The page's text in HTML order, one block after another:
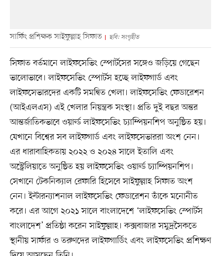
সার্ফিং প্রশিক্ষক সাইফুল্লাহ সিফাত ছবি: সংগৃহীত
সিফাত বর্তমানে লাইফসেভিং স্পোর্টসের সঙ্গেও জড়িয়ে গেছেন
ভালোভাবে। লাইফসেভিং স্পোর্টস হচ্ছে লাইফগার্ড এবং
লাইফসেভারদের একটি সমন্বিত খেলা। লাইফসেভিং ফেডারেশন
(আইএলএস) এই খেলার নিয়ন্ত্রক সংস্থা। প্রতি দুই বছর অন্তর
আন্তর্জাতিকভাবে ওয়ার্ল্ড লাইফসেভিং চ্যাম্পিয়নশিপ অনুষ্ঠিত হয়।
যেখানে বিশ্বের সব লাইফগার্ড এবং লাইফসেভাররা অংশ নেন।
এর ধারাবাহিকতায় ২০২২ ও ২০২৪ সালে ইতালি এবং
অস্ট্রেলিয়াতে অনুষ্ঠিত হয় লাইফসেভিং ওয়ার্ল্ড চ্যাম্পিয়নশিপ।
সেখানে টেকনিক্যাল রেফারি হিসেবে সাইফুল্লাহ সিফাত অংশ
নেন। ইন্টারন্যাশনাল লাইফসেভিং ফেডারেশন তাঁকে মনোনীত
করে। এর আগে ২০২১ সালে বাংলাদেশে ‘লাইফসেভিং স্পোর্টস
বাংলাদেশ’ প্রতিষ্ঠা করেন সাইফুল্লাহ। কক্সবাজার সমুদ্রসৈকতে
স্থানীয় সার্ফার ও তরুণদের লাইফগার্ডিং এবং লাইফসেভিং প্রশিক্ষণ